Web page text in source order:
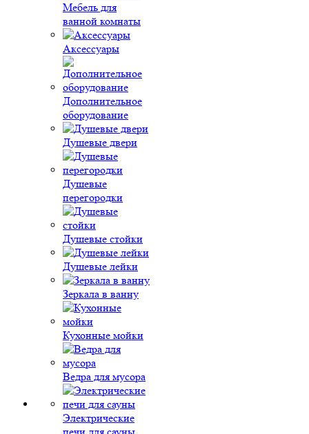
Мебель для
ванной комнаты
Аксессуары
Дополнительное
оборудование
Душевые двери
Душевые
перегородки
Душевые стойки
Душевые лейки
Зеркала в ванну
Кухонные мойки
Ведра для мусора
Электрические